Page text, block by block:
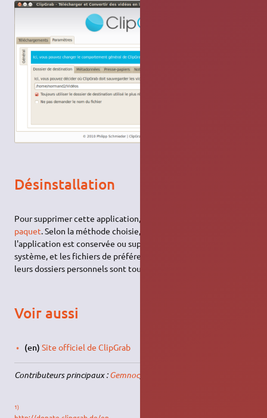
Désinstallation
Pour supprimer cette application, il suffit de
paquet . Selon la méthode choisie, la configuration globale de
l'application est conservée ou supprimée. Les journaux du
système, et les fichiers de préférence des utilisateurs dans
leurs dossiers personnels sont toujours conservés.
Voir aussi
(en) Site officiel de ClipGrab
Contributeurs principaux :Gemnoc, Robert DEDENON.
1)